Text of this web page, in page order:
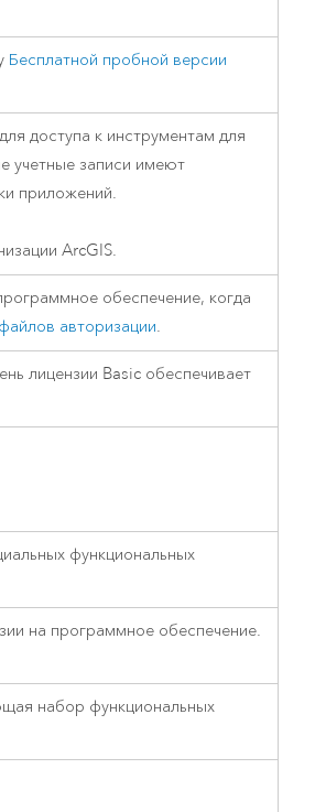
Бесплатной пробной версии
доступа к инструментам для
учетные записи имеют
приложений.
ArcGIS.
обеспечение, когда
авторизации.
лицензии Basic обеспечивает
функциональных
на программное обеспечение.
набор функциональных